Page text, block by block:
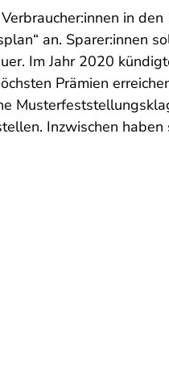
in
an. Sparer:innen
Im Jahr 2020
Prämien
Inzwischen